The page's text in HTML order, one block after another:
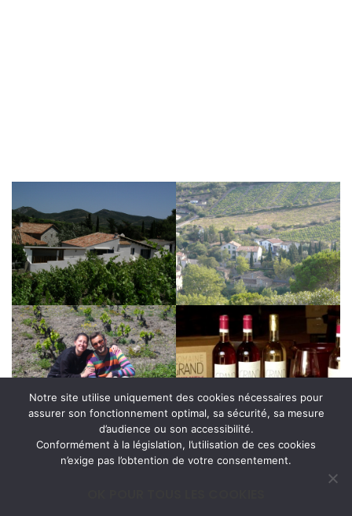
Notre site utilise uniquement des cookies nécessaires pour
assurer son fonctionnement optimal, sa sécurité, sa mesure
d’audience ou son accessibilité.
Conformément à la législation, l’utilisation de ces cookies
n’exige pas l’obtention de votre consentement.